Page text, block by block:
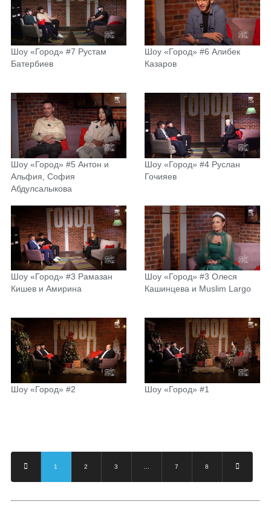
Шоу «Город» #7 Рустам
Батербиев
Шоу «Город» #6 Алибек
Казаров
Шоу «Город» #5 Антон и
Альфия, София
Абдулсалыкова
Шоу «Город» #4 Руслан
Гочияев
Шоу «Город» #3 Рамазан
Кишев и Амирина
Шоу «Город» #3 Олеся
Кашинцева и Muslim Largo
Шоу «Город» #2 Шоу «Город» #1
1 2 3 7 8